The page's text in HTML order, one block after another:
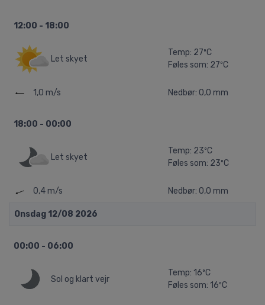
12:00 - 18:00
Let skyet
Temp: 27ºC
Føles som: 27ºC
1,0 m/s Nedbør: 0,0 mm
18:00 - 00:00
Let skyet
Temp: 23ºC
Føles som: 23ºC
0,4 m/s Nedbør: 0,0 mm
Onsdag 12/08 2026
00:00 - 06:00
Sol og klart vejr
Temp: 16ºC
Føles som: 16ºC